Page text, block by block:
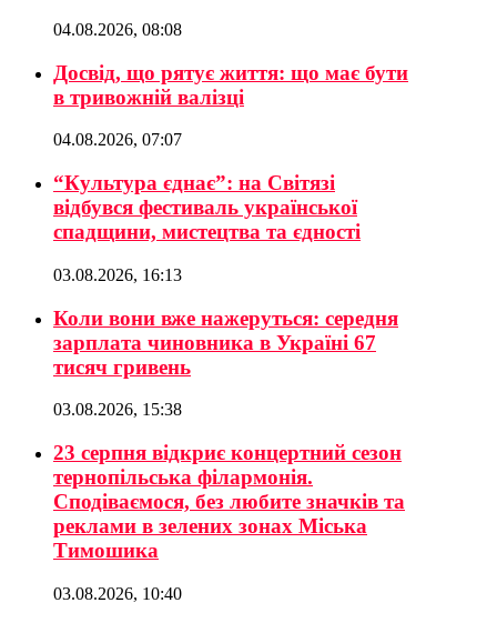
04.08.2026, 08:08
Досвід, що рятує життя: що має бути
в тривожній валізці
04.08.2026, 07:07
“Культура єднає”: на Світязі
відбувся фестиваль української
спадщини, мистецтва та єдності
03.08.2026, 16:13
Коли вони вже нажеруться: середня
зарплата чиновника в Україні 67
тисяч гривень
03.08.2026, 15:38
23 серпня відкриє концертний сезон
тернопільська філармонія.
Сподіваємося, без любите значків та
реклами в зелених зонах Міська
Тимошика
03.08.2026, 10:40